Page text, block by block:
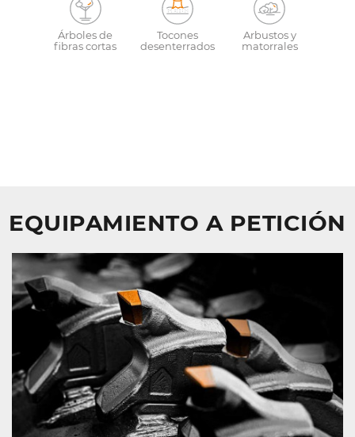
Árboles de
fibras cortas
Tocones
desenterrados
Arbustos y
matorrales
EQUIPAMIENTO A PETICIÓN